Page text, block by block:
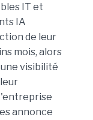
IT et
IA
de leur
mois, alors
visibilité
annonce